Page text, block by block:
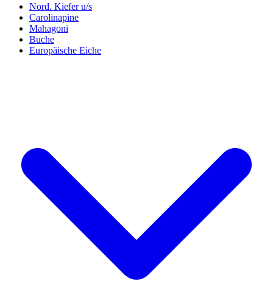
Nord. Kiefer u/s
Carolinapine
Mahagoni
Buche
Europäische Eiche